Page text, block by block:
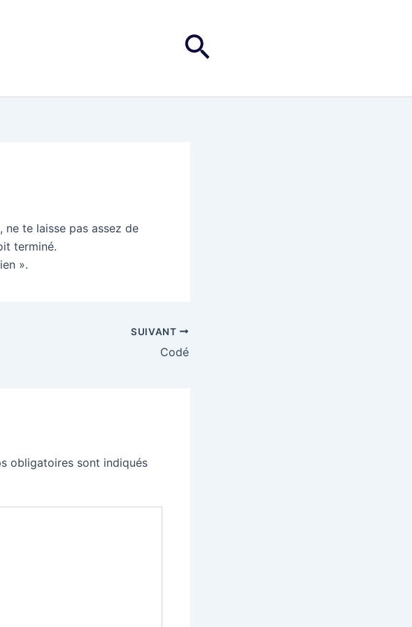
Rechercher
te laisse pas assez de
terminé.
».
SUIVANT
Codé
obligatoires sont indiqués